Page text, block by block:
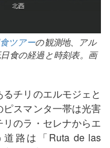
ツアーの観測地、アル
食の経過と時刻表。画
チリのエルモジェと
スマンタ一帯は光害
のラ・セレナからエ
路は「Ruta de las